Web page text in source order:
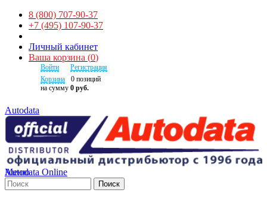
8 (800) 707-90-37
+7 (495) 107-90-37
Личный кабинет
Ваша корзина (0)
Войти
Регистрация
Корзина
0 позиций
на сумму 0 руб.
Autodata
Autodata Online
Меню
Поиск